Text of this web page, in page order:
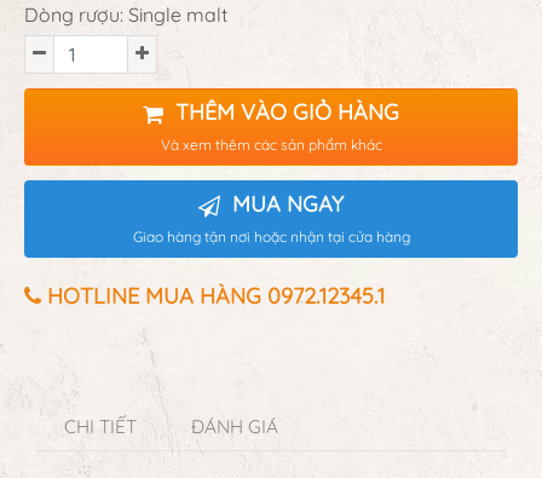
Dòng rượu: Single malt
THÊM VÀO GIỎ HÀNG
Và xem thêm các sản phẩm khác
MUA NGAY
Giao hàng tận nơi hoặc nhận tại cửa hàng
HOTLINE MUA HÀNG 0972.12345.1
CHI TIẾT ĐÁNH GIÁ